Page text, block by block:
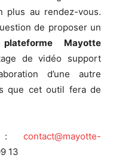
plus au rendez-vous.
de proposer un
plateforme Mayotte
de vidéo support
d’une autre
que cet outil fera de
: contact@mayotte-
13